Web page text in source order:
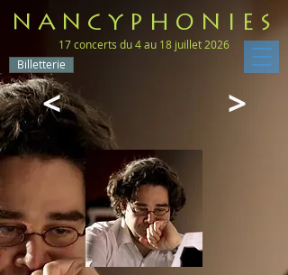
NANCYPHONIES
17 concerts du 4 au 18 juillet 2026
Billetterie
< >